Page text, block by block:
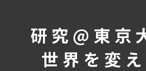
研究@東京
世界を変